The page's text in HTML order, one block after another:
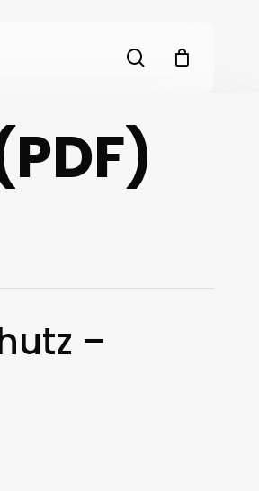
search
–